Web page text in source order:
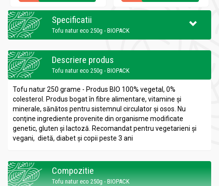
Specificatii
Tofu natur eco 250g - BIOPACK
Descriere produs
Tofu natur eco 250g - BIOPACK
Tofu natur 250 grame - Produs BIO 100% vegetal, 0%
colesterol. Produs bogat în fibre alimentare, vitamine şi
minerale, sănătos pentru sistemnul circulator şi osos. Nu
conţine ingrediente provenite din organisme modificate
genetic, gluten şi lactoză. Recomandat pentru vegetarieni şi
vegani, dietă, diabet şi copii peste 3 ani
Compozitie
Tofu natur eco 250g - BIOPACK